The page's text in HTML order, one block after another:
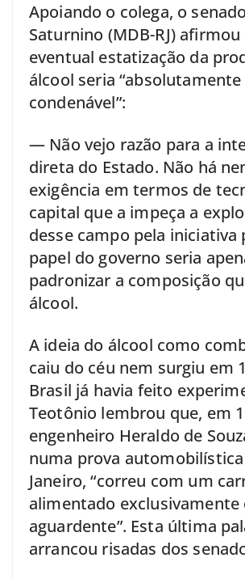
Apoiando o colega, o
Saturnino (MDB-RJ)
eventual estatização da
álcool seria “absolutamente
condenável”:
— Não vejo razão para a
direta do Estado. Não há
exigência em termos de
capital que a impeça a
desse campo pela iniciativa
papel do governo seria
padronizar a composição
álcool.
A ideia do álcool como
caiu do céu nem surgiu em
Brasil já havia feito
Teotônio lembrou que, em
engenheiro Heraldo de
numa prova
Janeiro, “correu com um
alimentado exclusivamente
aguardente”. Esta última
arrancou risadas dos